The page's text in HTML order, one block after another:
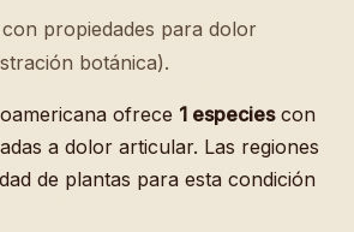
propiedades para dolor
botánica).
ofrece 1 especiescon
a dolor articular. Las regiones
de plantas para esta condición